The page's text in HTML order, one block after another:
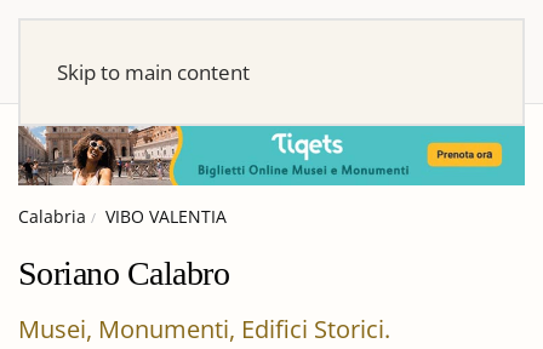
Skip to main content
Calabria VIBO VALENTIA
Soriano Calabro
Musei, Monumenti, Edifici Storici.